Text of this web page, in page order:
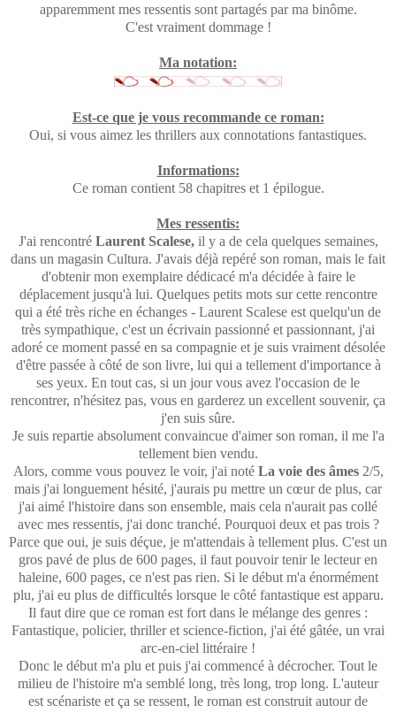
apparemment mes ressentis sont partagés par ma binôme.
C'est vraiment dommage !
Ma notation:
Est-ce que je vous recommande ce roman:
Oui, si vous aimez les thrillers aux connotations fantastiques.
Informations:
Ce roman contient 58 chapitres et 1 épilogue.
Mes ressentis:
J'ai rencontré Laurent Scalese,il y a de cela quelques semaines,
dans un magasin Cultura. J'avais déjà repéré son roman, mais le fait
d'obtenir mon exemplaire dédicacé m'a décidée à faire le
déplacement jusqu'à lui. Quelques petits mots sur cette rencontre
qui a été très riche en échanges - Laurent Scalese est quelqu'un de
très sympathique, c'est un écrivain passionné et passionnant, j'ai
adoré ce moment passé en sa compagnie et je suis vraiment désolée
d'être passée à côté de son livre, lui qui a tellement d'importance à
ses yeux. En tout cas, si un jour vous avez l'occasion de le
rencontrer, n'hésitez pas, vous en garderez un excellent souvenir, ça
j'en suis sûre.
Je suis repartie absolument convaincue d'aimer son roman, il me l'a
tellement bien vendu.
Alors, comme vous pouvez le voir, j'ai noté La voie des âmes2/5,
mais j'ai longuement hésité, j'aurais pu mettre un cœur de plus, car
j'ai aimé l'histoire dans son ensemble, mais cela n'aurait pas collé
avec mes ressentis, j'ai donc tranché. Pourquoi deux et pas trois ?
Parce que oui, je suis déçue, je m'attendais à tellement plus. C'est un
gros pavé de plus de 600 pages, il faut pouvoir tenir le lecteur en
haleine, 600 pages, ce n'est pas rien. Si le début m'a énormément
plu, j'ai eu plus de difficultés lorsque le côté fantastique est apparu.
Il faut dire que ce roman est fort dans le mélange des genres :
Fantastique, policier, thriller et science-fiction, j'ai été gâtée, un vrai
arc-en-ciel littéraire !
Donc le début m'a plu et puis j'ai commencé à décrocher. Tout le
milieu de l'histoire m'a semblé long, très long, trop long. L'auteur
est scénariste et ça se ressent, le roman est construit autour de